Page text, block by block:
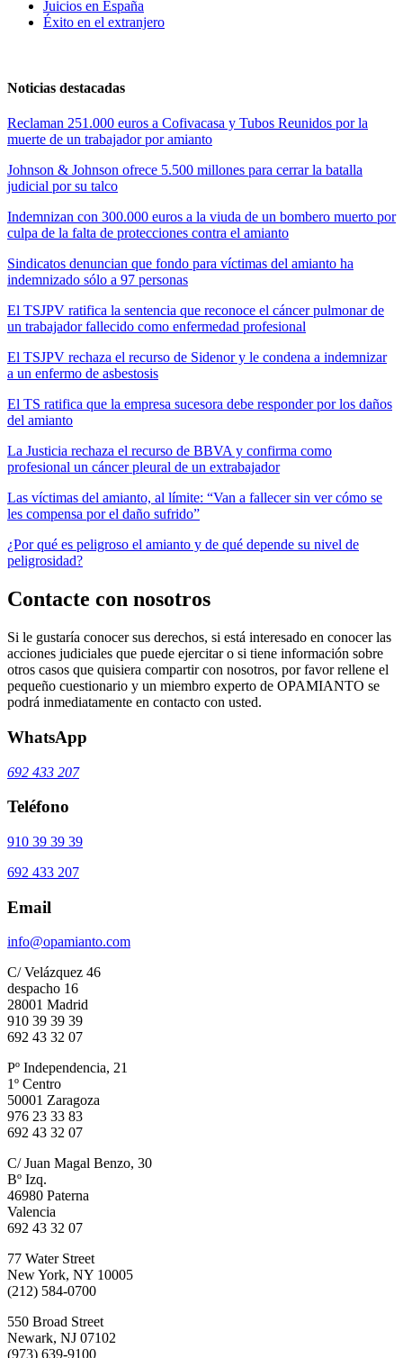
Juicios en España
Éxito en el extranjero
Noticias destacadas
Reclaman 251.000 euros a Cofivacasa y Tubos Reunidos por la
muerte de un trabajador por amianto
Johnson & Johnson ofrece 5.500 millones para cerrar la batalla
judicial por su talco
Indemnizan con 300.000 euros a la viuda de un bombero muerto por
culpa de la falta de protecciones contra el amianto
Sindicatos denuncian que fondo para víctimas del amianto ha
indemnizado sólo a 97 personas
El TSJPV ratifica la sentencia que reconoce el cáncer pulmonar de
un trabajador fallecido como enfermedad profesional
El TSJPV rechaza el recurso de Sidenor y le condena a indemnizar
a un enfermo de asbestosis
El TS ratifica que la empresa sucesora debe responder por los daños
del amianto
La Justicia rechaza el recurso de BBVA y confirma como
profesional un cáncer pleural de un extrabajador
Las víctimas del amianto, al límite: “Van a fallecer sin ver cómo se
les compensa por el daño sufrido”
¿Por qué es peligroso el amianto y de qué depende su nivel de
peligrosidad?
Contacte con nosotros
Si le gustaría conocer sus derechos, si está interesado en conocer las
acciones judiciales que puede ejercitar o si tiene información sobre
otros casos que quisiera compartir con nosotros, por favor rellene el
pequeño cuestionario y un miembro experto de OPAMIANTO se
podrá inmediatamente en contacto con usted.
WhatsApp
692 433 207
Teléfono
910 39 39 39
692 433 207
Email
info@opamianto.com
C/ Velázquez 46
despacho 16
28001 Madrid
910 39 39 39
692 43 32 07
Pº Independencia, 21
1º Centro
50001 Zaragoza
976 23 33 83
692 43 32 07
C/ Juan Magal Benzo, 30
Bº Izq.
46980 Paterna
Valencia
692 43 32 07
77 Water Street
New York, NY 10005
(212) 584-0700
550 Broad Street
Newark, NJ 07102
(973) 639-9100